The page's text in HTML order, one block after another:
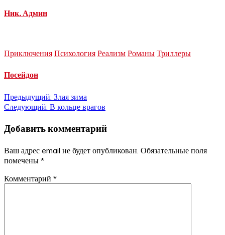
Ник. Админ
Приключения Психология Реализм Романы Триллеры
Посейдон
Навигация
записям
Предыдущий: Злая зима
Следующий: В кольце врагов
Добавить комментарий
Ваш адрес email не будет опубликован. Обязательные поля
помечены *
Комментарий *